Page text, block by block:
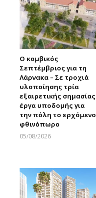
Ο κομβικός
Σεπτέμβριος για τη
Λάρνακα – Σε τροχιά
υλοποίησης τρία
εξαιρετικής σημασίας
έργα υποδομής για
την πόλη το ερχόμενο
φθινόπωρο
05/08/2026